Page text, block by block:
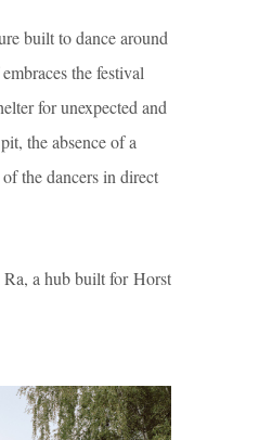
built to dance around
the festival
for unexpected and
the absence of a
the dancers in direct
a hub built for Horst